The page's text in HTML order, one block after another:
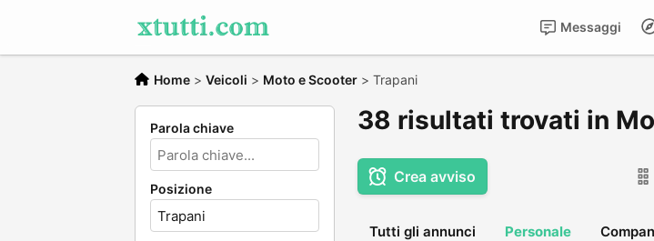
Messaggi
Home > Veicoli > Moto e Scooter > Trapani
Parola chiave
Posizione
38 risultati trovati in
Crea avviso
Tutti gli annunci Personale